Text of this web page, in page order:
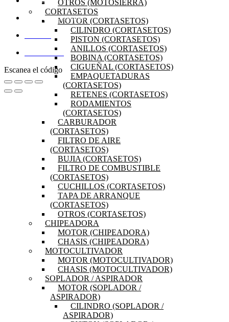
OTROS (MOTOSIERRA)
CORTASETOS
MOTOR (CORTASETOS)
CILINDRO (CORTASETOS)
PISTON (CORTASETOS)
ANILLOS (CORTASETOS)
BOBINA (CORTASETOS)
CIGUEÑAL (CORTASETOS)
EMPAQUETADURAS
(CORTASETOS)
RETENES (CORTASETOS)
RODAMIENTOS
(CORTASETOS)
CARBURADOR
(CORTASETOS)
FILTRO DE AIRE
(CORTASETOS)
BUJIA (CORTASETOS)
FILTRO DE COMBUSTIBLE
(CORTASETOS)
CUCHILLOS (CORTASETOS)
TAPA DE ARRANQUE
(CORTASETOS)
OTROS (CORTASETOS)
CHIPEADORA
MOTOR (CHIPEADORA)
CHASIS (CHIPEADORA)
MOTOCULTIVADOR
MOTOR (MOTOCULTIVADOR)
CHASIS (MOTOCULTIVADOR)
SOPLADOR / ASPIRADOR
MOTOR (SOPLADOR /
ASPIRADOR)
CILINDRO (SOPLADOR /
ASPIRADOR)
PREGUNTAS FRECUENTES
Escanea el código